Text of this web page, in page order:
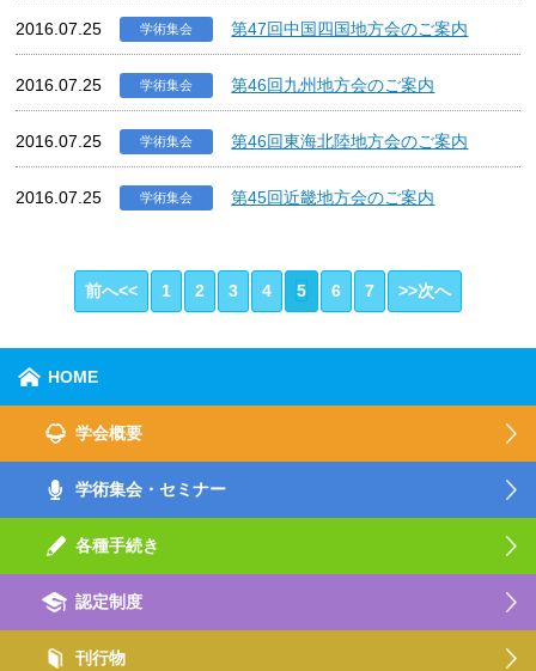
2016.07.25 学術集会 第47回中国四国地方会のご案内
2016.07.25 学術集会 第46回九州地方会のご案内
2016.07.25 学術集会 第46回東海北陸地方会のご案内
2016.07.25 学術集会 第45回近畿地方会のご案内
前へ<< 1 2 3 4 5 6 7 >>次へ
HOME
学会概要
学術集会・セミナー
各種手続き
認定制度
刊行物